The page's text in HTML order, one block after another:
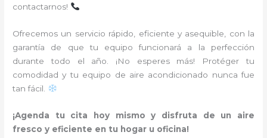
contactarnos!
Ofrecemos un servicio rápido, eficiente y asequible, con la
garantía de que tu equipo funcionará a la perfección
durante todo el año. ¡No esperes más! Protéger tu
comodidad y tu equipo de aire acondicionado nunca fue
tan fácil.
¡Agenda tu cita hoy mismo y disfruta de un aire
fresco y eficiente en tu hogar u oficina!